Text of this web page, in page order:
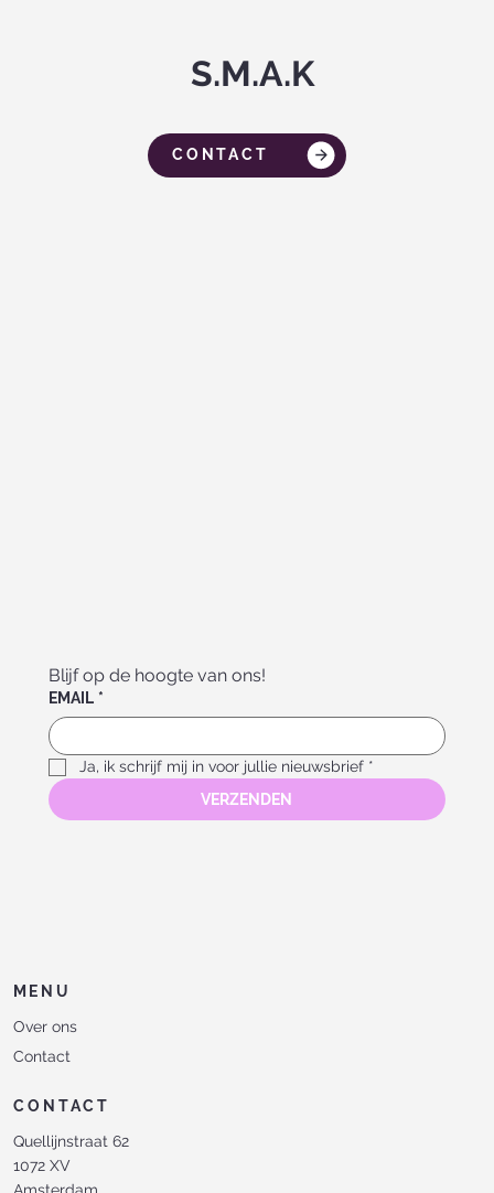
S.M.A.K
CONTACT
Blijf op de hoogte van ons!
EMAIL *
Ja, ik schrijf mij in voor jullie nieuwsbrief *
VERZENDEN
MENU
Over ons
Contact
CONTACT
Quellijnstraat 62
1072 XV